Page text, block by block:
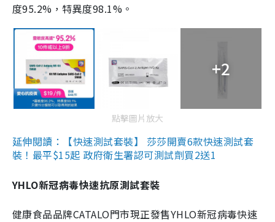
度95.2%，特異度98.1%。
+2
點擊圖片放大
延伸閱讀：【快速測試套裝】 莎莎開賣6款快速測試套
裝！最平$15起 政府衛生署認可測試劑買2送1
YHLO新冠病毒快速抗原測試套裝
健康食品品牌CATALO門市現正發售YHLO新冠病毒快速